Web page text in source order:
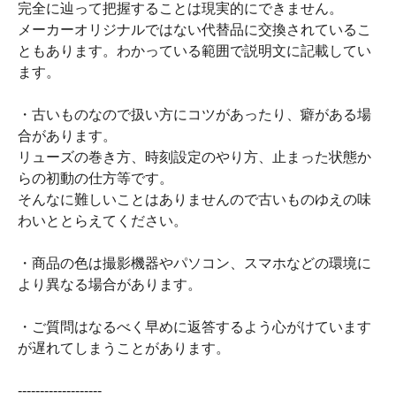
完全に辿って把握することは現実的にできません。
メーカーオリジナルではない代替品に交換されているこ
ともあります。わかっている範囲で説明文に記載してい
ます。
・古いものなので扱い方にコツがあったり、癖がある場
合があります。
リューズの巻き方、時刻設定のやり方、止まった状態か
らの初動の仕方等です。
そんなに難しいことはありませんので古いものゆえの味
わいととらえてください。
・商品の色は撮影機器やパソコン、スマホなどの環境に
より異なる場合があります。
・ご質問はなるべく早めに返答するよう心がけています
が遅れてしまうことがあります。
-------------------